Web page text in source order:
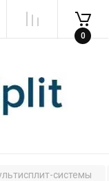
0
системы